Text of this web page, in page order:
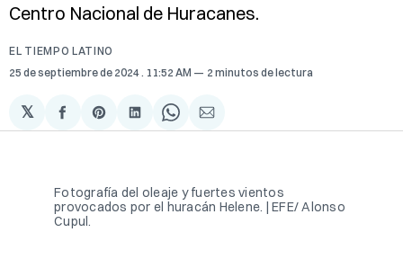
Centro Nacional de Huracanes.
EL TIEMPO LATINO
25 de septiembre de 2024 . 11:52 AM 2 minutos de lectura
𝕏
Compartir
en
Share
on
Compartir
en
Share
on
Compartir
via
Fotografía del oleaje y fuertes vientos
provocados por el huracán Helene. | EFE/ Alonso
Cupul.